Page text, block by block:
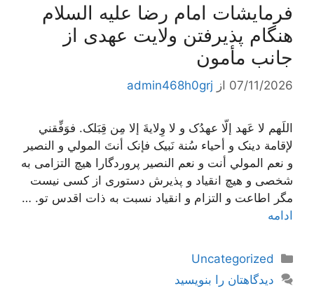
فرمایشات امام رضا علیه السلام
هنگام پذیرفتن ولایت عهدی از
جانب مأمون
07/11/2026 از admin468h0grj
اللَهم لا عَهد إلّا عهدُک و لا وِلايةَ إلا مِن قِبَلک. فوَفِّقني
لإقامة دينک و أحياء سُنة نَبيک فإنک أنتَ المولي و النصير
و نعم المولي أنت و نعم النصير پروردگارا هیچ التزامی به
شخصی و هیچ انقیاد و پذیرش دستوری از کسی نیست
مگر اطاعت و التزام و انقیاد نسبت به ذات اقدس تو. …
ادامه
دسته‌ها
Uncategorized
دیدگاهتان را بنویسید